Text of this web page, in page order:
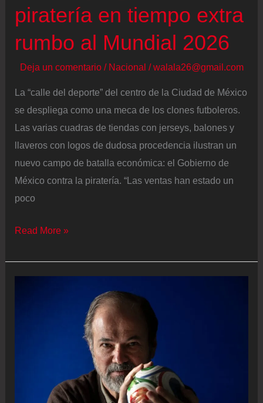
la
esperanza
1)
piratería en tiempo extra
rumbo al Mundial 2026
Deja un comentario / Nacional /walala26@gmail.com
La “calle del deporte” del centro de la Ciudad de México
se despliega como una meca de los clones futboleros.
Las varias cuadras de tiendas con jerseys, balones y
llaveros con logos de dudosa procedencia ilustran un
nuevo campo de batalla económica: el Gobierno de
México contra la piratería. “Las ventas han estado un
poco
México
contra
Read More »